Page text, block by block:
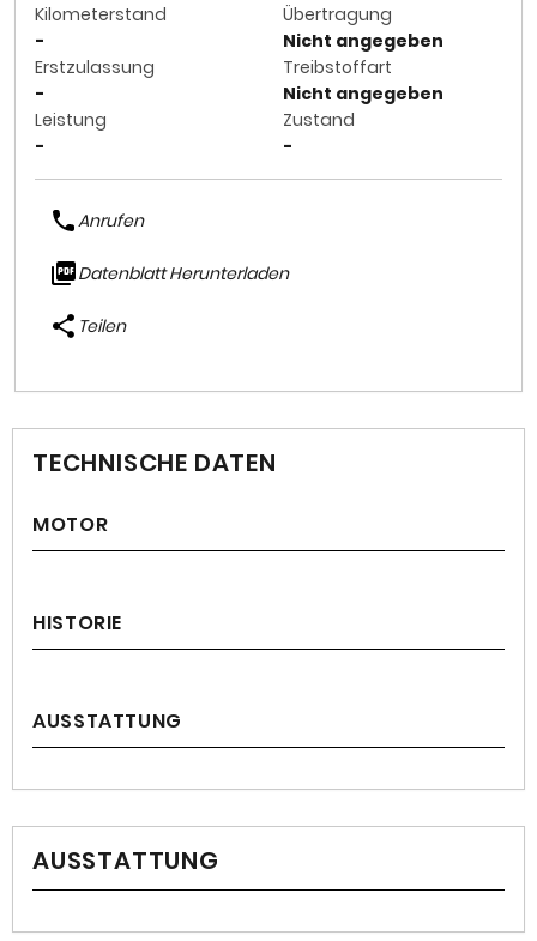
Kilometerstand
-
Erstzulassung
-
Leistung
-
Übertragung
Nicht angegeben
Treibstoffart
Nicht angegeben
Zustand
-
Anrufen
Datenblatt Herunterladen
Teilen
TECHNISCHE DATEN
MOTOR
HISTORIE
AUSSTATTUNG
AUSSTATTUNG